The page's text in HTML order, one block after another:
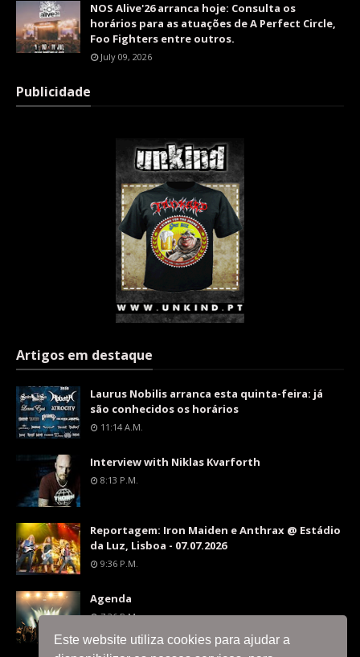
Este website utiliza cookies para ajudar a
NOS Alive'26 arranca hoje: Consulta os
horários para as atuações de A Perfect Circle,
Foo Fighters entre outros.
July 09, 2026
Publicidade
Artigos em destaque
Laurus Nobilis arranca esta quinta-feira: já
são conhecidos os horários
11:14 A.m.
Interview with Niklas Kvarforth
8:13 P.m.
Reportagem: Iron Maiden e Anthrax @ Estádio
da Luz, Lisboa - 07.07.2026
9:36 P.m.
Agenda
7:26 P.m.